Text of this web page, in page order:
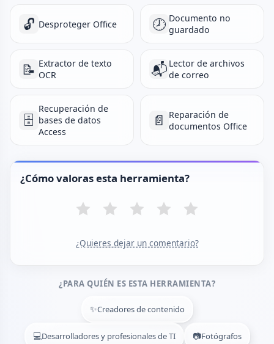
🔓 Desproteger Office 🕗 Documento no
guardado
📝 Extractor de texto
OCR
📬 Lector de archivos
de correo
🗄️
Recuperación de
bases de datos
Access
📄 Reparación de
documentos Office
¿Cómo valoras esta herramienta?
¿Quieres dejar un comentario?
¿PARA QUIÉN ES ESTA HERRAMIENTA?
✨Creadores de contenido
💻Desarrolladores y profesionales de TI 📷Fotógrafos